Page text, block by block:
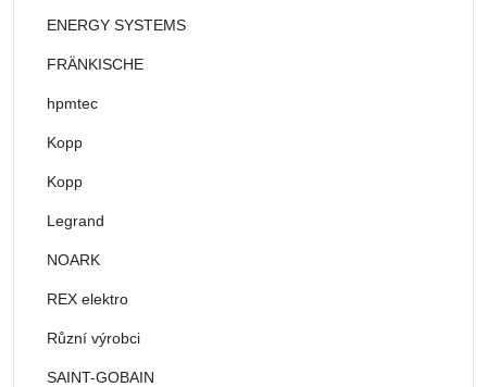
ENERGY SYSTEMS
FRÄNKISCHE
hpmtec
Kopp
Kopp
Legrand
NOARK
REX elektro
Různí výrobci
SAINT-GOBAIN